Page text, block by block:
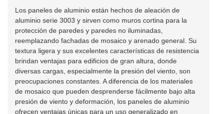
Los paneles de aluminio están hechos de aleación de
aluminio serie 3003 y sirven como muros cortina para la
protección de paredes y paredes no iluminadas,
reemplazando fachadas de mosaico y arenado general. Su
textura ligera y sus excelentes características de resistencia
brindan ventajas para edificios de gran altura, donde
diversas cargas, especialmente la presión del viento, son
preocupaciones constantes. A diferencia de los materiales
de mosaico que pueden desprenderse fácilmente bajo alta
presión de viento y deformación, los paneles de aluminio
ofrecen ventajas únicas para un uso generalizado en